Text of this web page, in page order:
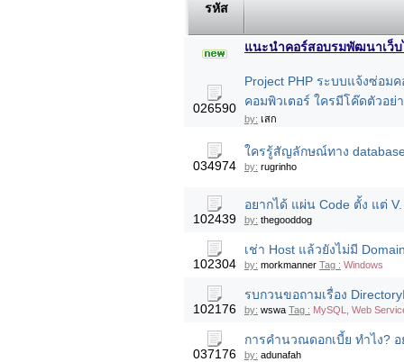
รหัส
แนะนำคอร์สอบรมพัฒนาเว็บ
026590
Project PHP ระบบแจ้งซ่อม
คอมพิวเตอร์ ใครมีโค๊ดตัวอ
by: เสก
034974
ใครรู้สัญลักษณ์ทาง
by: rugrinho
102439
อยากได้ แผ่น Code ตั้ง แต่
by: thegooddog
102304
เช่า Host แล้วยังไม่มี
by: morkmanner Tag : Windows
102176
รบกวนขอถามเรื่อง
by: wswa Tag : MySQL, Web
037176
การคำนวณดอกเบี้ย ทำไง?
by: adunafah